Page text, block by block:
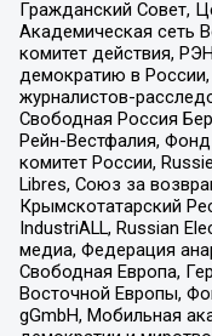
Гражданский Совет,
Академическая сеть
комитет действия,
демократию в
журналистов-
Свободная Россия
Рейн-Вестфалия,
комитет России,
Libres, Союз за
Крымскотатарский
IndustriALL, Russian
медиа, Федерация
Свободная Европа,
Восточной Европы,
gGmbH, Мобильная